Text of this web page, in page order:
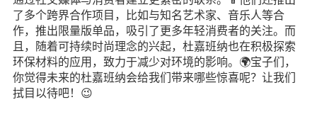
了多个跨界合作项目，比如与知名艺术家、音乐人等合
作，推出限量版单品，吸引了更多年轻消费者的关注。而
且，随着可持续时尚理念的兴起，杜嘉班纳也在积极探索
环保材料的应用，致力于减少对环境的影响。🌍宝子们，
你觉得未来的杜嘉班纳会给我们带来哪些惊喜呢？让我们
拭目以待吧！😉